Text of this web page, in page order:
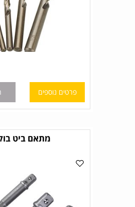
פרטים נוספים
מתאם ביט